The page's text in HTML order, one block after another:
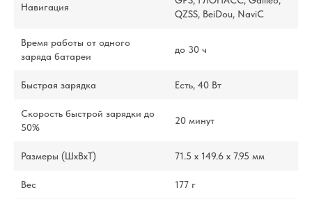
Навигация
QZSS, BeiDou, NaviC
Время работы от одного
заряда батареи
до 30 ч
Быстрая зарядка Есть, 40 Вт
Скорость быстрой зарядки до
50%
20 минут
Размеры (ШxВxТ) 71.5 х 149.6 х 7.95 мм
Вес 177 г